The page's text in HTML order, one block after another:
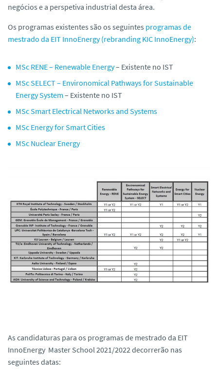
negócios e a perspetiva industrial desta área.
Os programas existentes são os seguintes programas de
mestrado da EIT InnoEnergy (rebranding KIC InnoEnergy):
MSc RENE – Renewable Energy– Existente no IST
MSc SELECT – Environomical Pathways for Sustainable
Energy System – Existente no IST
MSc Smart Electrical Networks and Systems
MSc Energy for Smart Cities
MSc Nuclear Energy
As candidaturas para os programas de mestrado da EIT
InnoEnergy Master School 2021/2022 decorrerão nas
seguintes datas: